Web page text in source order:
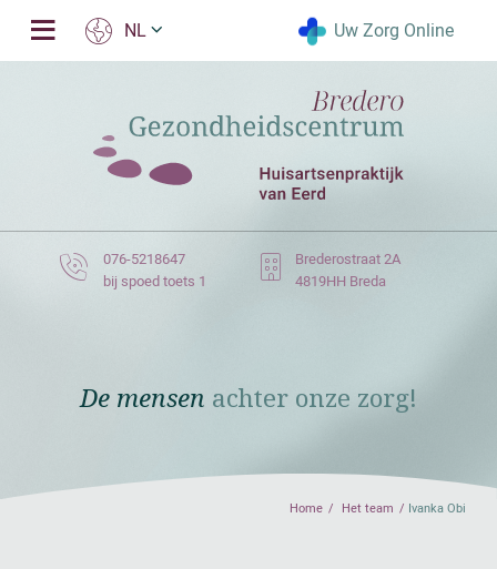
NL Uw Zorg Online
076-5218647
bij spoed toets 1
Brederostraat 2A
4819HH Breda
De mensen achter onze zorg!
Home Het team Ivanka Obi